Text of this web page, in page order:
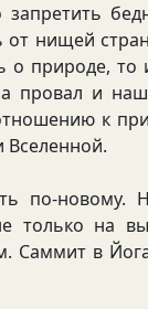
от нищей
природе, то
провал и
к
новому.
только на
Саммит в